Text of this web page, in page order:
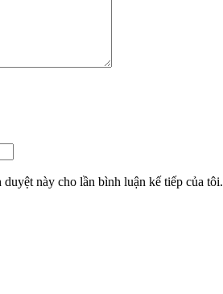
này cho lần bình luận kế tiếp của tôi.